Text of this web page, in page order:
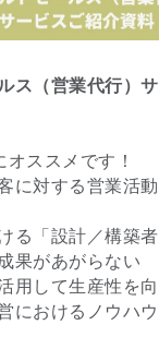
ス（営業代行）
ススメです！
に対する営業活
る「設計／構築
果があがらない
用して生産性を
におけるノウハ